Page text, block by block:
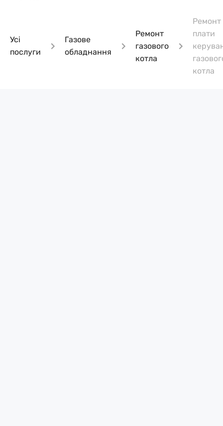
Усі
послуги
Газове
обладнання
Ремонт
газового
котла
Ремонт
плати
котла